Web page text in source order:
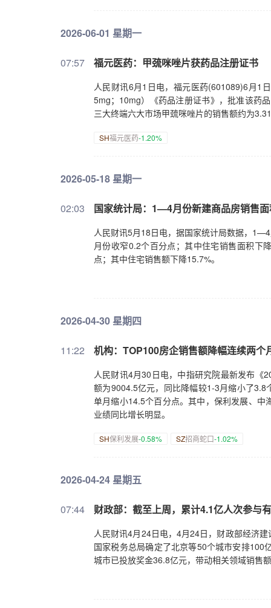
2026-06-01 星期一
07:57 福元医药：甲巯咪唑片获药品注册证书
人民财讯6月1日电，福元医药(601089)6月1
5mg；10mg）《药品注册证书》，批准该药
三大终端六大市场甲巯咪唑片的销售额约为
SH福元医药-1.20%
2026-05-18 星期一
02:03 国家统计局：1—4月份新建商品房销售
人民财讯5月18日电，据国家统计局数据，
月份收窄0.2个百分点；其中住宅销售面积下
点；其中住宅销售额下降15.7%。
2026-04-30 星期四
11:22 机构：TOP100房企销售额降幅连续两个
人民财讯4月30日电，中指研究院最新发布《
额为9004.5亿元，同比降幅较1-3月缩小了
单月缩小14.5个百分点。其中，保利发展、
业绩同比增长明显。
SH保利发展-0.58% SZ招商蛇口-1.02%
2026-04-24 星期五
07:44 财政部：截至上周，累计4.1亿人次参与
人民财讯4月24日电，4月24日，财政部经济
国家税务总局确定了北京等50个城市安排100
城市已投放奖金36.8亿元，带动相关领域销售